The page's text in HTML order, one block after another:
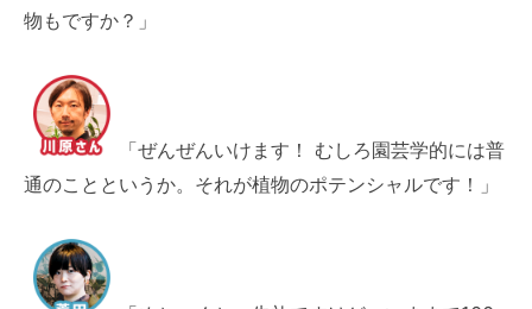
物もですか？」
「ぜんぜんいけます！ むしろ園芸学的には普
通のことというか。それが植物のポテンシャルです！」